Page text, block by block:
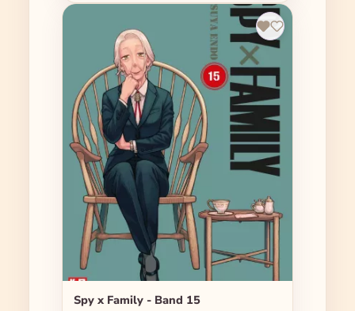
Spy x Family - Band 15